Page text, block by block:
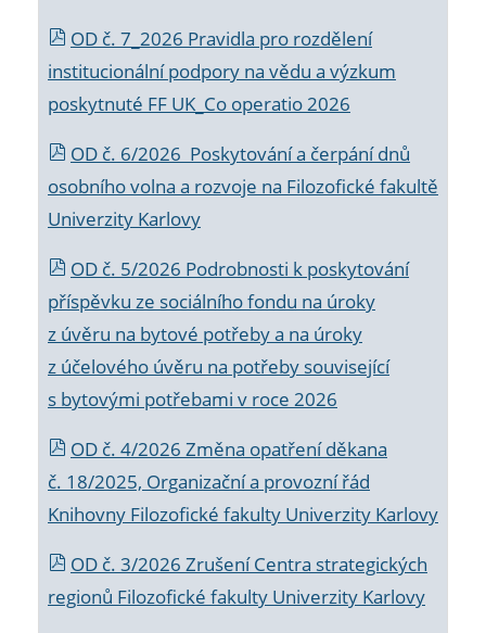
OD č. 7_2026 Pravidla pro rozdělení
institucionální podpory na vědu a výzkum
poskytnuté FF UK_Co operatio 2026
OD č. 6/2026 Poskytování a čerpání dnů
osobního volna a rozvoje na Filozofické fakultě
Univerzity Karlovy
OD č. 5/2026 Podrobnosti k poskytování
příspěvku ze sociálního fondu na úroky
z úvěru na bytové potřeby a na úroky
z účelového úvěru na potřeby související
s bytovými potřebami v roce 2026
OD č. 4/2026 Změna opatření děkana
č. 18/2025, Organizační a provozní řád
Knihovny Filozofické fakulty Univerzity Karlovy
OD č. 3/2026 Zrušení Centra strategických
regionů Filozofické fakulty Univerzity Karlovy